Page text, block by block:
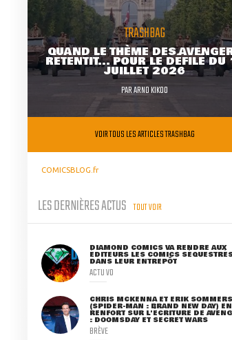
TRASHBAG
QUAND LE THÈME DES
RETENTIT... POUR LE DÉFILÉ DU
JUILLET 2026
PARARNO KIKOO
VOIR TOUS LES ARTICLES TRASHBAG
COMICSBLOG.fr
LES DERNIÈRES ACTUS TOUT VOIR
DIAMOND COMICS VA RENDRE AUX
ÉDITEURS LES COMICS
DANS LEUR ENTREPÔT
ACTU VO
CHRIS MCKENNA ET ERIK SOMMERS
(SPIDER-MAN : BRAND NEW DAY) EN
RENFORT SUR L'ÉCRITURE DE
: DOOMSDAY ET SECRET WARS
BRÈVE